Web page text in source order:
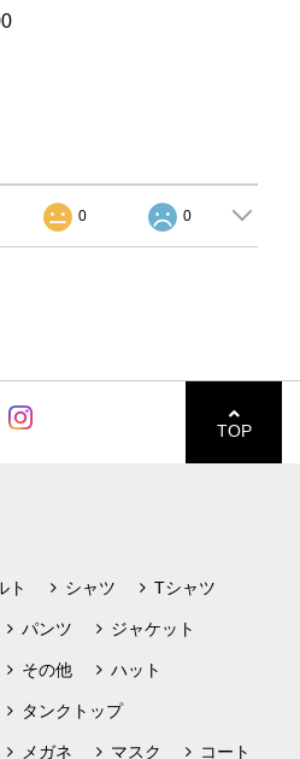
0 0
TOP
ト シャツ Tシャツ
パンツ ジャケット
その他 ハット
タンクトップ
メガネ マスク コート